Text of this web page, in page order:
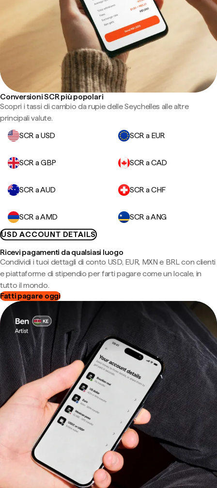
Conversioni SCR più popolari
Scopri i tassi di cambio da rupie delle Seychelles alle altre
principali valute.
SCR a USD
SCR a EUR
SCR a GBP SCR a CAD
SCR a AUD SCR a CHF
SCR a AMD
SCR a ANG
USD ACCOUNT DETAILS
Ricevi pagamenti da qualsiasi luogo
Condividi i tuoi dettagli di conto USD, EUR, MXN e BRL con clienti
e piattaforme di stipendio per farti pagare come un locale, in
tutto il mondo.
Fatti pagare oggi